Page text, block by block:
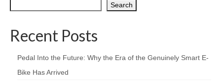
Search
Recent Posts
Pedal Into the Future: Why the Era of the Genuinely Smart E-
Bike Has Arrived